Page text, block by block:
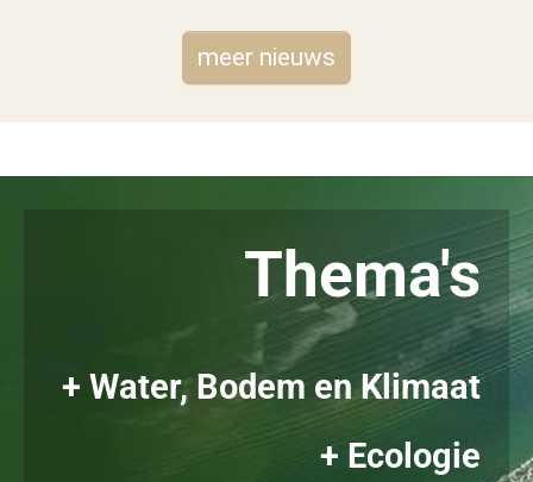
meer nieuws
Thema's
+ Water, Bodem en Klimaat
+ Ecologie